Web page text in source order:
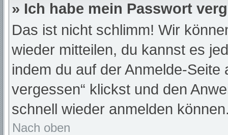
» Ich habe mein Passwort
Das ist nicht schlimm! Wir
wieder mitteilen, du kannst es
indem du auf der Anmelde-Seite
vergessen“ klickst und den
schnell wieder anmelden
Nach oben